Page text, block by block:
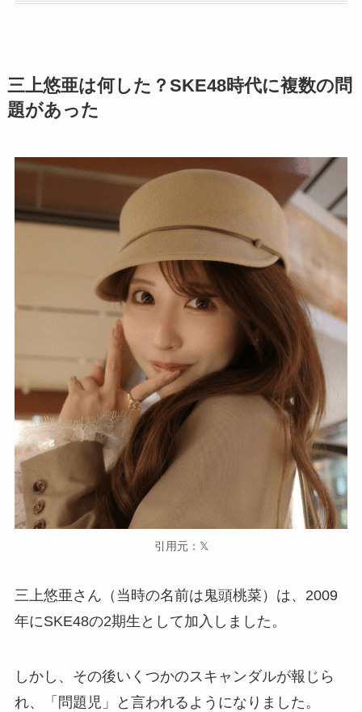
三上悠亜は何した？SKE48時代に複数の問
題があった
引用元：𝕏
三上悠亜さん（当時の名前は鬼頭桃菜）は、2009
年にSKE48の2期生として加入しました。
しかし、その後いくつかのスキャンダルが報じら
れ、「問題児」と言われるようになりました。